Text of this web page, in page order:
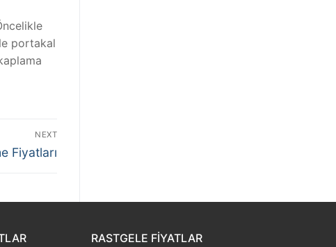
portakal
NEXT
Fiyatları
RASTGELE FIYATLAR